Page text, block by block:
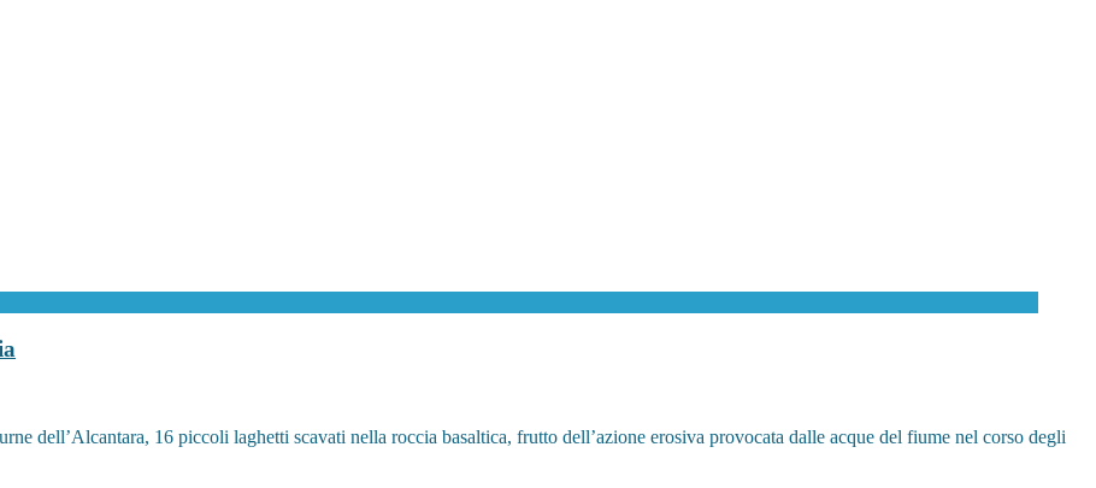
dell’Alcantara, 16 piccoli laghetti scavati nella roccia basaltica, frutto dell’azione erosiva provocata dalle acque del fiume nel corso degli